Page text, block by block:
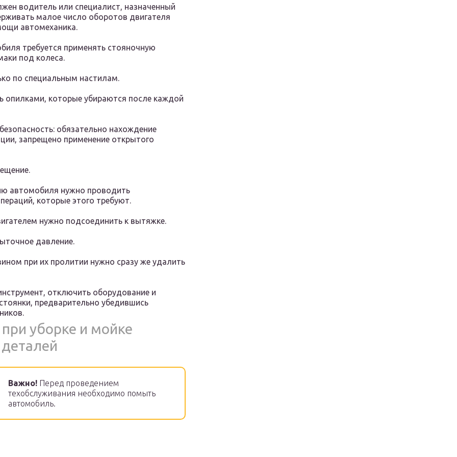
водитель или специалист, назначенный
малое число оборотов двигателя
автомеханика.
требуется применять стояночную
под колеса.
по специальным настилам.
опилками, которые убираются после каждой
обязательно нахождение
запрещено применение открытого
автомобиля нужно проводить
которые этого требуют.
нужно подсоединить к вытяжке.
давление.
при их пролитии нужно сразу же удалить
отключить оборудование и
предварительно убедившись
уборке и мойке
Важно! Перед проведением
техобслуживания необходимо помыть
автомобиль.